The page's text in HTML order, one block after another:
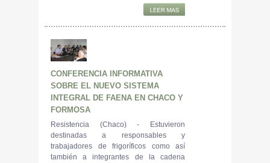
CONFERENCIA INFORMATIVA
SOBRE EL NUEVO SISTEMA
INTEGRAL DE FAENA EN CHACO Y
FORMOSA
Resistencia (Chaco) - Estuvieron
destinadas a responsables y
trabajadores de frigoríficos como así
también a integrantes de la cadena